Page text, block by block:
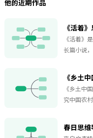
他的近期作品
《活着
《活着》
长篇小说
进、“文
福贵的人
到了最后
命。小说
述了在急
《乡土
《乡土中
究中国农
礼、血缘
春日思